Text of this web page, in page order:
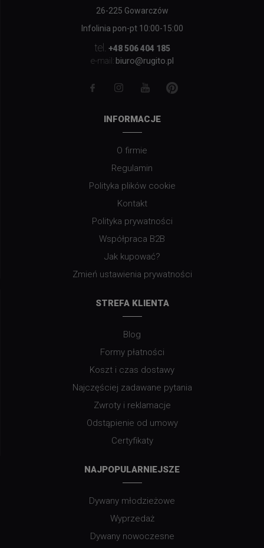
26-225 Gowarczów
Infolinia pon-pt 10:00-15:00
tel. +48 506 404 185
e-mail: biuro@rugito.pl
INFORMACJE
O firmie
Regulamin
Polityka plików cookie
Kontakt
Polityka prywatności
Współpraca B2B
Jak kupować?
Zmień ustawienia prywatności
STREFA KLIENTA
Blog
Formy płatności
Koszt i czas dostawy
Najczęściej zadawane pytania
Zwroty i reklamacje
Odstąpienie od umowy
Certyfikaty
NAJPOPULARNIEJSZE
Dywany młodzieżowe
Wyprzedaż
Dywany nowoczesne